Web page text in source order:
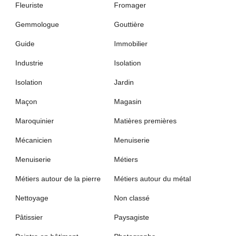
Fleuriste Fromager
Gemmologue Gouttière
Guide Immobilier
Industrie Isolation
Isolation Jardin
Maçon Magasin
Maroquinier Matières premières
Mécanicien Menuiserie
Menuiserie Métiers
Métiers autour de la pierre Métiers autour du métal
Nettoyage Non classé
Pâtissier Paysagiste